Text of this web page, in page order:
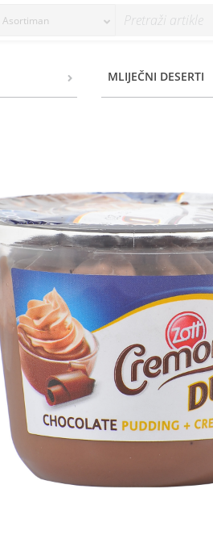
Asortiman
MLIJEČNI DESERTI